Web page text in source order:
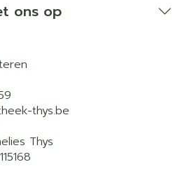
ons op
thys.be
Thys